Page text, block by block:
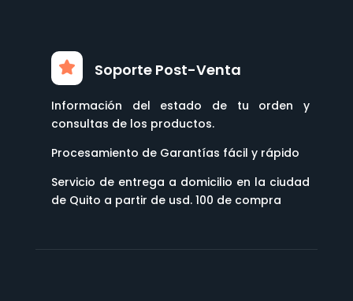
Soporte Post-Venta
Información del estado de tu orden y
consultas de los productos.
Procesamiento de Garantías fácil y rápido
Servicio de entrega a domicilio en la ciudad
de Quito a partir de usd. 100 de compra